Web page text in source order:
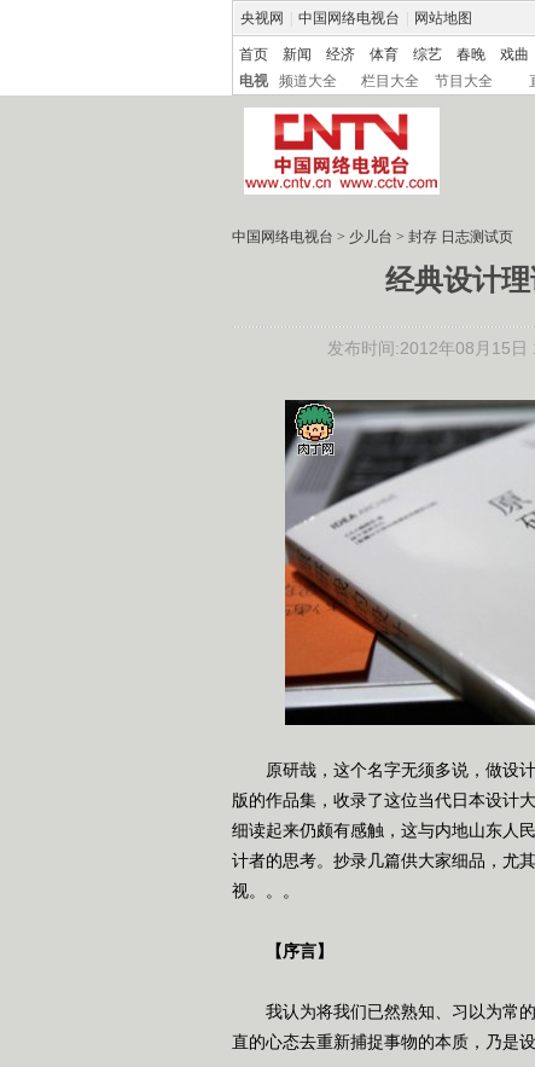
央视网 中国网络电视台 网站地图
首页 新闻 经济 体育 综艺 春晚 戏曲
电视
频道大全 栏目大全 节目大全
中国网络电视台 > 少儿台 > 封存 日志测试页
经典设计理
发布时间:2012年08月15日
原研哉，这个名字无须多说，做设计
版的作品集，收录了这位当代日本设计
细读起来仍颇有感触，这与内地山东人
计者的思考。抄录几篇供大家细品，尤
视。。。
【序言】
我认为将我们已然熟知、习以为常的
直的心态去重新捕捉事物的本质，乃是设